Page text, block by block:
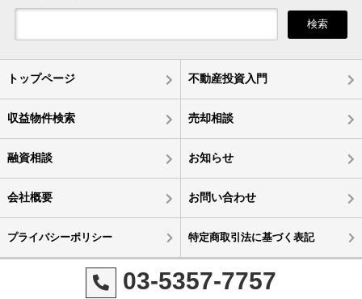
検索
トップページ 不動産投資入門
収益物件検索 売却相談
融資相談 お知らせ
会社概要 お問い合わせ
プライバシーポリシー 特定商取引法に基づく表記
03-5357-7757